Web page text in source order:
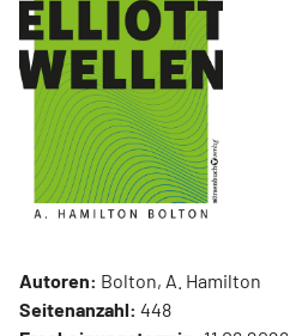
Autoren: Bolton, A. Hamilton
Seitenanzahl: 448